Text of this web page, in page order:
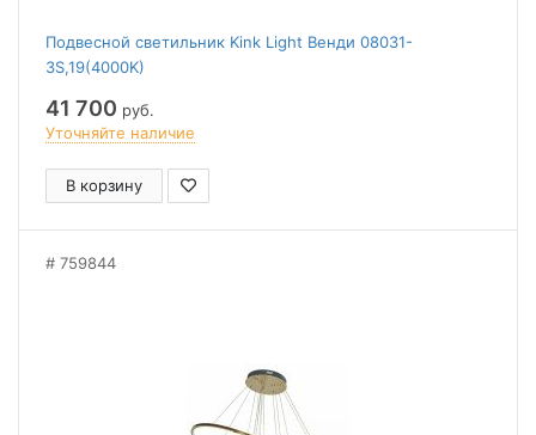
Подвесной светильник Kink Light Венди 08031-
3S,19(4000K)
41 700 руб.
Уточняйте наличие
В корзину
759844